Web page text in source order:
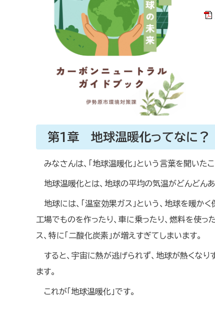
第1章 地球温暖化ってなに？
みなさんは、「地球温暖化」という言葉を聞いた
地球温暖化とは、地球の平均の気温がどんどんあ
地球には、「温室効果ガス」という、地球を暖か
工場でものを作ったり、車に乗ったり、燃料を使っ
ス、特に「二酸化炭素」が増えすぎてしまいます。
すると、宇宙に熱が逃げられず、地球が熱くなり
ます。
これが「地球温暖化」です。